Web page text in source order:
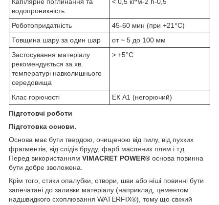
водопроникність
Роботопридатність
45-60 мин (при +21°С)
Товщина шару за один шар
от ~ 5 до 100 мм
Застосування матеріалу
рекомендується за хв.
температурі навколишнього
середовища
> +5°С
Клас горючості ЕК А1 (негорючий)
Підготовчі роботи
Підготовка основи.
Основа має бути твердою, очищеною від пилу, від пухких
фрагментів, від слідів бруду, фарб масляних плям і т.д.
Перед використанням VIMACRET POWER® основа повинна
бути добре зволожена.
Крім того, стики опалубки, отвори, шви або ніші повинні бути
запечатані до заливки матеріалу (наприклад, цементом
надшвидкого схоплювання WATERFIX®), тому що свіжий